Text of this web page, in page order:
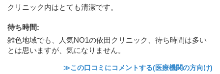
クリニック内はとても清潔です。
待ち時間:
雑色地域でも、人気NO1の依田クリニック、待ち時間は多い
とは思いますが、気になりません。
≫この口コミにコメントする(医療機関の方向け)